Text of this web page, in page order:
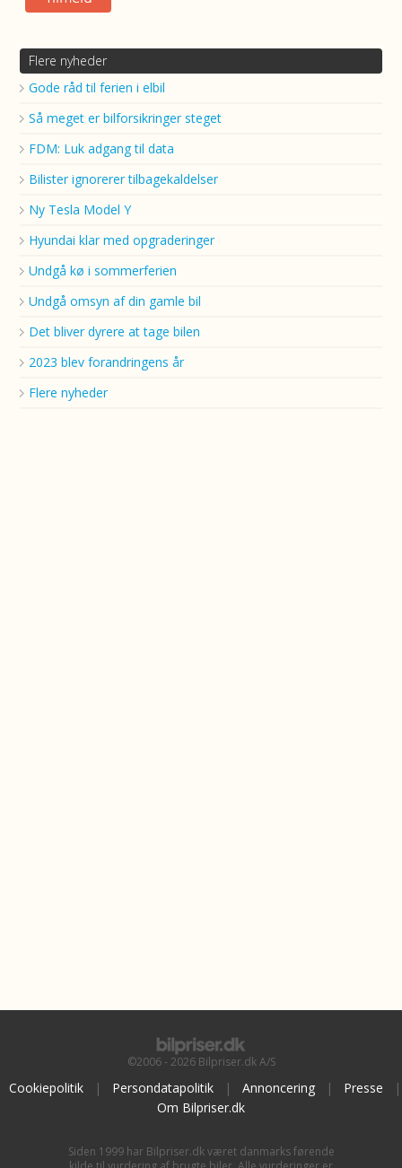
Flere nyheder
Gode råd til ferien i elbil
Så meget er bilforsikringer steget
FDM: Luk adgang til data
Bilister ignorerer tilbagekaldelser
Ny Tesla Model Y
Hyundai klar med opgraderinger
Undgå kø i sommerferien
Undgå omsyn af din gamle bil
Det bliver dyrere at tage bilen
2023 blev forandringens år
Flere nyheder
©2006 - 2026 Bilpriser.dk A/S
Cookiepolitik | Persondatapolitik | Annoncering | Presse
|
Om Bilpriser.dk
Siden 1999 har Bilpriser.dk været danmarks førende